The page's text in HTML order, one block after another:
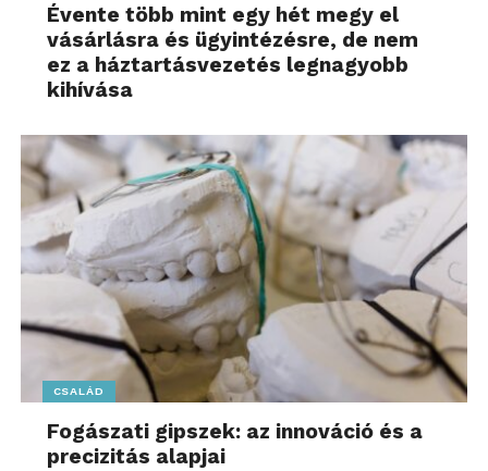
Évente több mint egy hét megy el
vásárlásra és ügyintézésre, de nem
ez a háztartásvezetés legnagyobb
kihívása
CSALÁD
Fogászati gipszek: az innováció és a
precizitás alapjai